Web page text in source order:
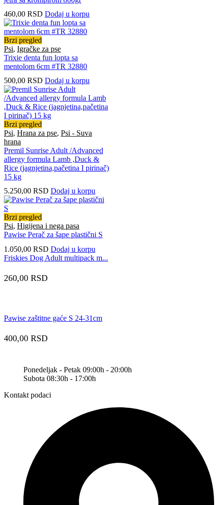
460,00 RSD Dodaj u korpu
Brzi pregled
Psi, Igračke za pse
Trixie denta fun lopta sa
mentolom 6cm #TR 32880
500,00 RSD Dodaj u korpu
Brzi pregled
Psi, Hrana za pse, Psi - Suva
hrana
Premil Sunrise Adult /Advanced
allergy formula Lamb ,Duck &
Rice (jagnjetina,pačetina I pirinač)
15 kg
5.250,00 RSD Dodaj u korpu
Brzi pregled
Psi, Higijena i nega pasa
Pawise Perač za šape plastični S
1.050,00 RSD Dodaj u korpu
Friskies Dog Adult multipack m...
260,00 RSD
Pawise zaštitne gaće S 24-31cm
400,00 RSD
Ponedeljak - Petak 09:00h - 20:00h
Subota 08:30h - 17:00h
Kontakt podaci